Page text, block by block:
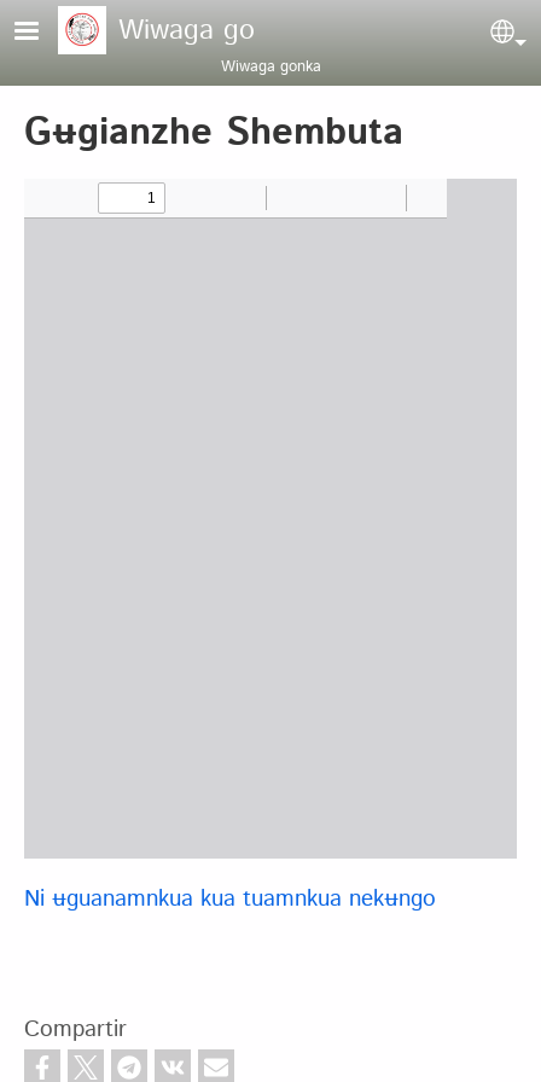
Pasar al contenido principal
Wiwaga go
Wiwaga gonka
Gʉgianzhe Shembuta
Ni ʉguanamnkua kua tuamnkua nekʉngo
Compartir